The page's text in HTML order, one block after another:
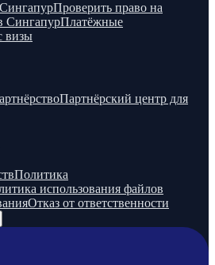
Проверить право на
СингапурПлатёжные
визы
Партнёрский центр для
Политика
использования файлов
Отказ от ответственности